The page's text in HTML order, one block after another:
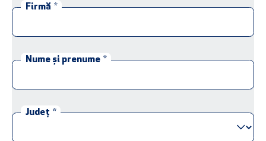
Firmă *
Nume și prenume *
Județ *